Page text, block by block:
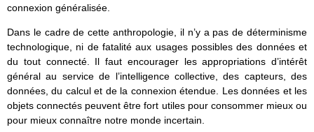
connexion généralisée.
Dans le cadre de cette anthropologie, il n’y a pas de déterminisme
technologique, ni de fatalité aux usages possibles des données et
du tout connecté. Il faut encourager les appropriations d’intérêt
général au service de l’intelligence collective, des capteurs, des
données, du calcul et de la connexion étendue. Les données et les
objets connectés peuvent être fort utiles pour consommer mieux ou
pour mieux connaître notre monde incertain.